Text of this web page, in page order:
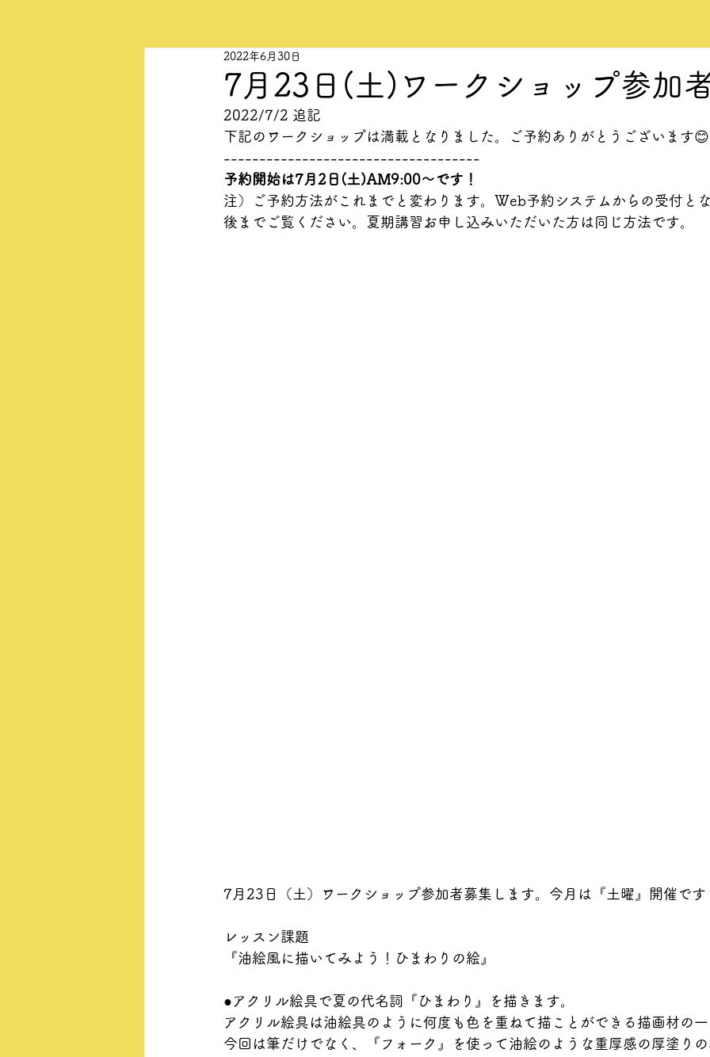
7月23日(土)ワークショップ参加
2022年6月30日
2022/7/2 追記
下記のワークショップは満載となりました。ご予約ありがとうございます😊
------------------------------------
予約開始は7月2日(土)AM9:00〜です！
注）ご予約方法がこれまでと変わります。Web予約システムからの受付と
後までご覧ください。夏期講習お申し込みいただいた方は同じ方法です。
7月23日（土）ワークショップ参加者募集します。今月は『土曜』開催です
レッスン課題
『油絵風に描いてみよう！ひまわりの絵』
●アクリル絵具で夏の代名詞『ひまわり』を描きます。
アクリル絵具は油絵具のように何度も色を重ねて描ことができる描画材の一
今回は筆だけでなく、『フォーク』を使って油絵のような重厚感の厚塗りの